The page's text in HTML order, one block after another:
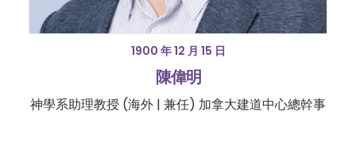
1900 年 12 月 15 日
陳偉明
神學系助理教授 (海外 | 兼任) 加拿大建道中心總幹事